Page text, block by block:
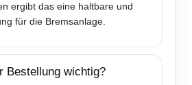
ergibt das eine haltbare und
für die Bremsanlage.
Bestellung wichtig?